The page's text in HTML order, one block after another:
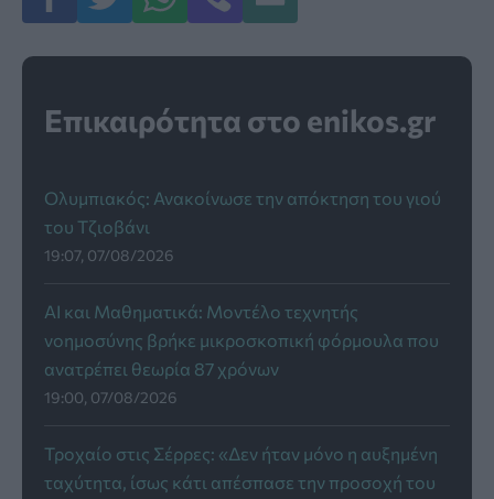
Επικαιρότητα στο enikos.gr
Ολυμπιακός: Ανακοίνωσε την απόκτηση του γιού
του Τζιοβάνι
19:07, 07/08/2026
AI και Μαθηματικά: Μοντέλο τεχνητής
νοημοσύνης βρήκε μικροσκοπική φόρμουλα που
ανατρέπει θεωρία 87 χρόνων
19:00, 07/08/2026
Τροχαίο στις Σέρρες: «Δεν ήταν μόνο η αυξημένη
ταχύτητα, ίσως κάτι απέσπασε την προσοχή του